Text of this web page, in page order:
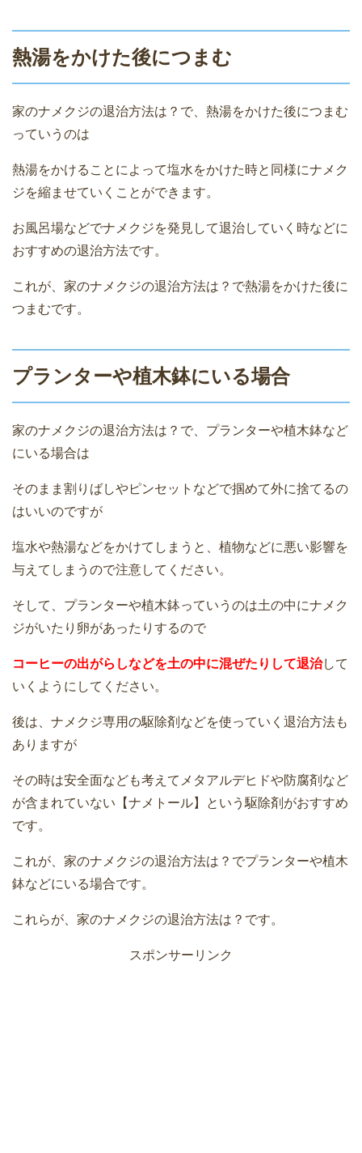
熱湯をかけた後につまむ
家のナメクジの退治方法は？で、熱湯をかけた後につまむ
っていうのは
熱湯をかけることによって塩水をかけた時と同様にナメク
ジを縮ませていくことができます。
お風呂場などでナメクジを発見して退治していく時などに
おすすめの退治方法です。
これが、家のナメクジの退治方法は？で熱湯をかけた後に
つまむです。
プランターや植木鉢にいる場合
家のナメクジの退治方法は？で、プランターや植木鉢など
にいる場合は
そのまま割りばしやピンセットなどで掴めて外に捨てるの
はいいのですが
塩水や熱湯などをかけてしまうと、植物などに悪い影響を
与えてしまうので注意してください。
そして、プランターや植木鉢っていうのは土の中にナメク
ジがいたり卵があったりするので
コーヒーの出がらしなどを土の中に混ぜたりして退治して
いくようにしてください。
後は、ナメクジ専用の駆除剤などを使っていく退治方法も
ありますが
その時は安全面なども考えてメタアルデヒドや防腐剤など
が含まれていない【ナメトール】という駆除剤がおすすめ
です。
これが、家のナメクジの退治方法は？でプランターや植木
鉢などにいる場合です。
これらが、家のナメクジの退治方法は？です。
スポンサーリンク